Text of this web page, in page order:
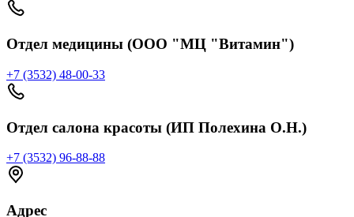
Отдел медицины (ООО "МЦ "Витамин")
+7 (3532) 48-00-33
Отдел салона красоты (ИП Полехина О.Н.)
+7 (3532) 96-88-88
Адрес